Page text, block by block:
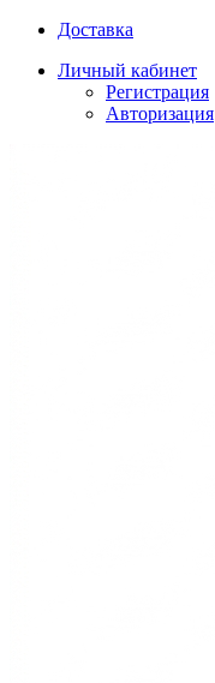
Доставка
Личный кабинет
Регистрация
Авторизация